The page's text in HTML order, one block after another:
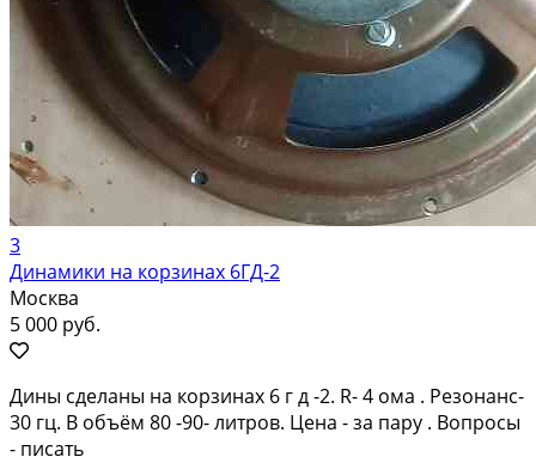
3
Динамики на корзинах 6ГД-2
Москва
5 000 руб.
Дины сделаны на корзинах 6 г д -2. R- 4 ома . Резонанс-
30 гц. В объём 80 -90- литров. Цена - за пару . Вопросы
- писать